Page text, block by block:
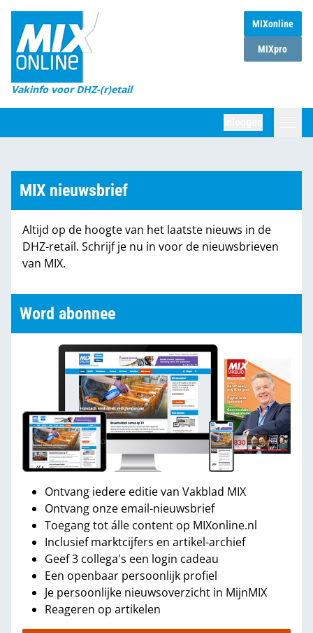
MIXonline
MIXpro
Vakinfo voor DHZ-(r)etail
Home
Magazines
DHZ Sessie
Marktcijfers
Partners
MIX nieuwsbrief
Altijd op de hoogte van het laatste nieuws in de
DHZ-retail. Schrijf je nu in voor de nieuwsbrieven
van MIX.
Word abonnee
Ontvang iedere editie van Vakblad MIX
Ontvang onze email-nieuwsbrief
Toegang tot álle content op MIXonline.nl
Inclusief marktcijfers en artikel-archief
Geef 3 collega's een login cadeau
Een openbaar persoonlijk profiel
Je persoonlijke nieuwsoverzicht in MijnMIX
Reageren op artikelen